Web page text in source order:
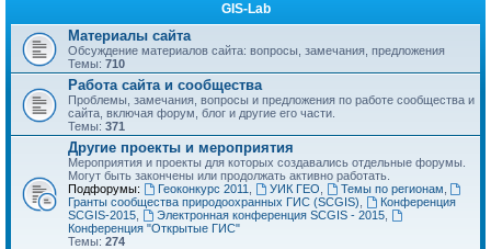
GIS-Lab
Материалы сайта
Обсуждение материалов сайта: вопросы, замечания, предложения
Темы: 710
Работа сайта и сообщества
Проблемы, замечания, вопросы и предложения по работе сообщества и
сайта, включая форум, блог и другие его части.
Темы: 371
Другие проекты и мероприятия
Мероприятия и проекты для которых создавались отдельные форумы.
Могут быть закончены или продолжать активно работать.
Подфорумы:
Геоконкурс 2011 УИК ГЕО Темы по регионам
Гранты сообщества природоохранных ГИС (SCGIS)
Конференция
SCGIS-2015
Электронная конференция SCGIS - 2015,
Конференция "Открытые ГИС"
Темы: 274